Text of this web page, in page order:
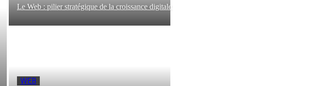
Le Web : pilier stratégique de la croissance digitale
WEB